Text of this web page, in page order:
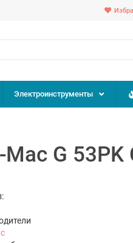
Электроинструменты
G 53PK